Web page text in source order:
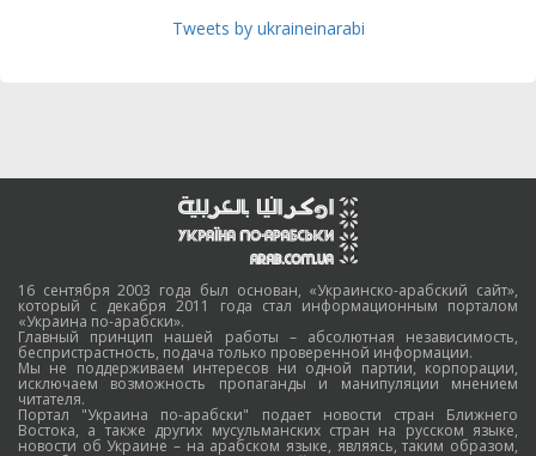
Tweets by ukraineinarabi
16 сентября 2003 года был основан, «Украинско-арабский сайт»,
который с декабря 2011 года стал информационным порталом
«Украина по-арабски».
Главный принцип нашей работы – абсолютная независимость,
беспристрастность, подача только проверенной информации.
Мы не поддерживаем интересов ни одной партии, корпорации,
исключаем возможность пропаганды и манипуляции мнением
читателя.
Портал "Украина по-арабски" подает новости стран Ближнего
Востока, а также других мусульманских стран на русском языке,
новости об Украине – на арабском языке, являясь, таким образом,